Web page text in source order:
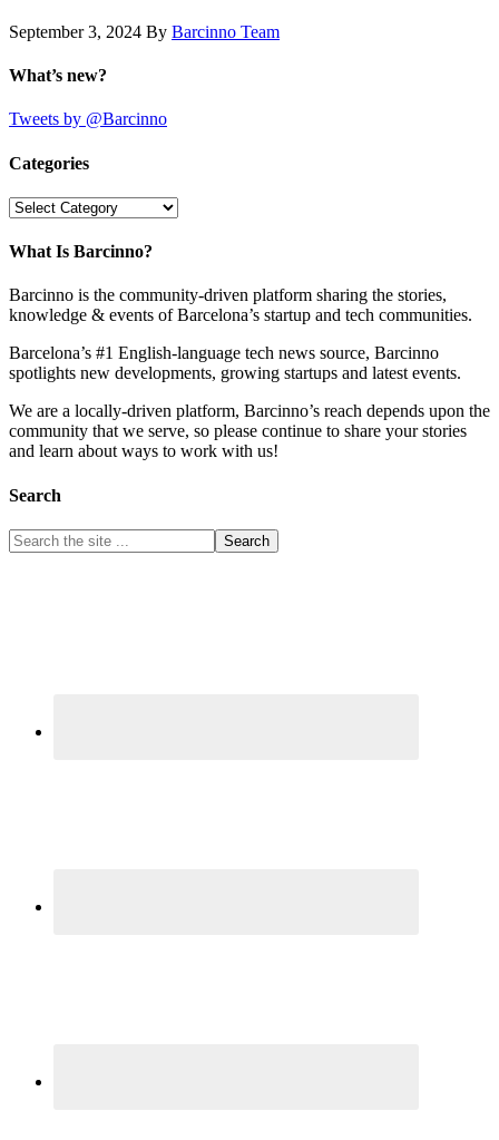
September 3, 2024 By Barcinno Team
What’s new?
Tweets by @Barcinno
Categories
Categories
What Is Barcinno?
Barcinno is the community-driven platform sharing the stories,
knowledge & events of Barcelona’s startup and tech communities.
Barcelona’s #1 English-language tech news source, Barcinno
spotlights new developments, growing startups and latest events.
We are a locally-driven platform, Barcinno’s reach depends upon the
community that we serve, so please continue to share your stories
and learn about ways to work with us!
Search